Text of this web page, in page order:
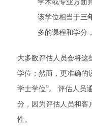
该学位相当于三
多的课程和学分
大多数评估人员会将这
学位；然而，更准确的
学士学位”。 评估人员
分，因为评估人员和客
性。